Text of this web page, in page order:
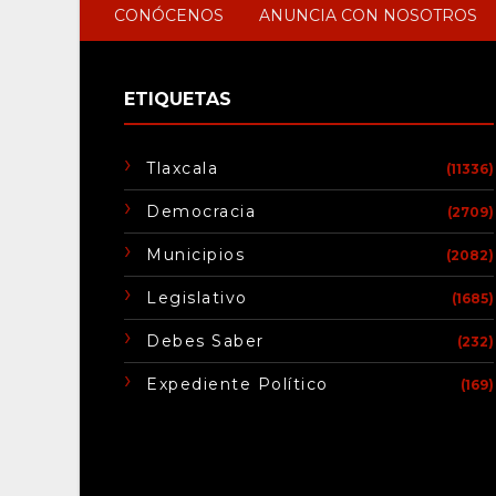
CONÓCENOS ANUNCIA CON NOSOTROS
ETIQUETAS
Tlaxcala (11336)
Democracia (2709)
Municipios (2082)
Legislativo (1685)
Debes Saber (232)
Expediente Político (169)